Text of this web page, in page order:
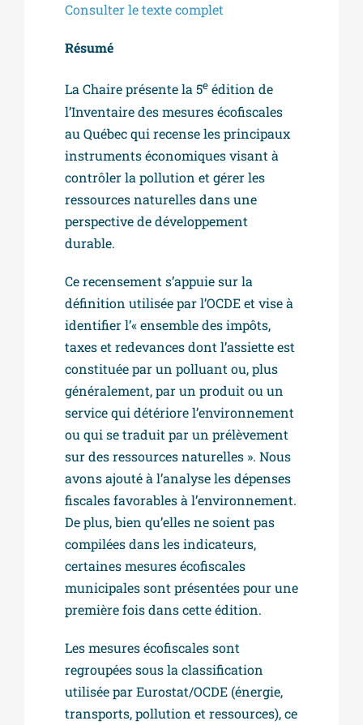
Consulter le texte complet
Résumé
La Chaire présente la 5e édition de
l’Inventaire des mesures écofiscales
au Québec qui recense les principaux
instruments économiques visant à
contrôler la pollution et gérer les
ressources naturelles dans une
perspective de développement
durable.
Ce recensement s’appuie sur la
définition utilisée par l’OCDE et vise à
identifier l’« ensemble des impôts,
taxes et redevances dont l’assiette est
constituée par un polluant ou, plus
généralement, par un produit ou un
service qui détériore l’environnement
ou qui se traduit par un prélèvement
sur des ressources naturelles ». Nous
avons ajouté à l’analyse les dépenses
fiscales favorables à l’environnement.
De plus, bien qu’elles ne soient pas
compilées dans les indicateurs,
certaines mesures écofiscales
municipales sont présentées pour une
première fois dans cette édition.
Les mesures écofiscales sont
regroupées sous la classification
utilisée par Eurostat/OCDE (énergie,
transports, pollution et ressources), ce